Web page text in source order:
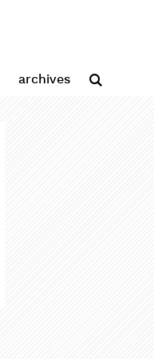
archives